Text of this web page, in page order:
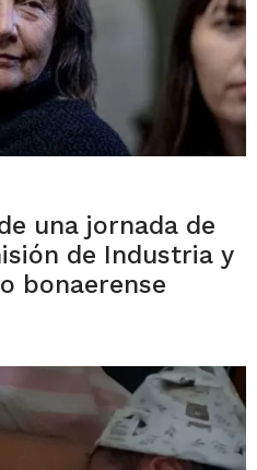
una jornada de
de Industria y
bonaerense